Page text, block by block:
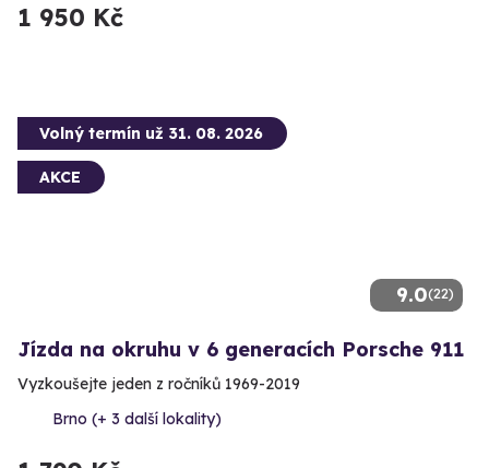
1 950 Kč
9.0(22)
Volný termín už 31. 08. 2026
AKCE
Jízda na okruhu v 6 generacích Porsche 911
Vyzkoušejte jeden z ročníků 1969-2019
Brno (+ 3 další lokality)